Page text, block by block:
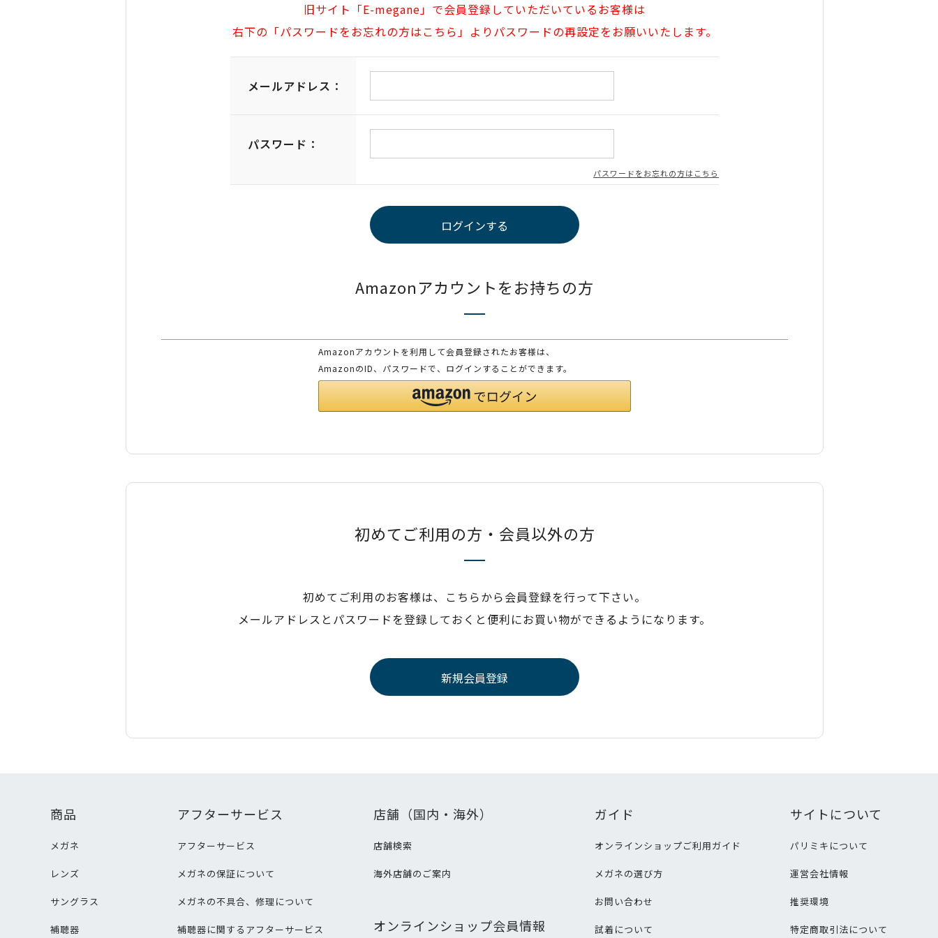
旧サイト「E-megane」で会員登録していただいているお客様は
右下の「パスワードをお忘れの方はこちら」よりパスワードの再設定をお願いいたします。
メールアドレス：
パスワード：
パスワードをお忘れの方はこちら
Amazonアカウントをお持ちの方
Amazonアカウントを利用して会員登録されたお客様は、
AmazonのID、パスワードで、ログインすることができます。
初めてご利用の方・会員以外の方
初めてご利用のお客様は、こちらから会員登録を行って下さい。
メールアドレスとパスワードを登録しておくと便利にお買い物ができるようになります。
商品
メガネ
レンズ
サングラス
補聴器
アフターサービス
アフターサービス
メガネの保証について
メガネの不具合、修理について
補聴器に関するアフターサービス
店舗（国内・海外）
店舗検索
海外店舗のご案内
オンラインショップ会員情報
ガイド
オンラインショップご利用ガイド
メガネの選び方
お問い合わせ
試着について
サイトについて
パリミキについて
運営会社情報
推奨環境
特定商取引法について